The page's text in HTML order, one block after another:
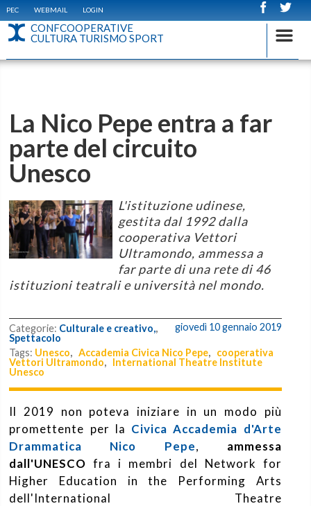
PEC WEBMAIL LOGIN
CONFCOOPERATIVE
CULTURA TURISMO SPORT
La Nico Pepe entra a far
parte del circuito
Unesco
L'istituzione udinese,
gestita dal 1992 dalla
cooperativa Vettori
Ultramondo, ammessa a
far parte di una rete di 46
istituzioni teatrali e università nel mondo.
giovedì 10 gennaio 2019
Categorie: Culturale e creativo,,
Spettacolo
Tags: Unesco,Accademia Civica Nico Pepe, cooperativa
Vettori Ultramondo, International Theatre Institute
Unesco
Il 2019 non poteva iniziare in un modo più
promettente per la Civica Accademia d'Arte
Drammatica Nico Pepe, ammessa
dall'UNESCO fra i membri del Network for
Higher Education in the Performing Arts
dell'International Theatre